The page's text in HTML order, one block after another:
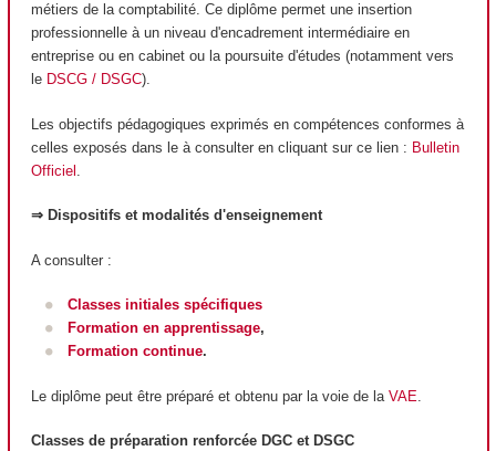
métiers de la comptabilité. Ce diplôme permet une insertion
professionnelle à un niveau d'encadrement intermédiaire en
entreprise ou en cabinet ou la poursuite d'études (notamment vers
le DSCG / DSGC).
Les objectifs pédagogiques exprimés en compétences conformes à
celles exposés dans le à consulter en cliquant sur ce lien : Bulletin
Officiel
⇒ Dispositifs et modalités d'enseignement
A consulter :
Classes initiales spécifiques
Formation en apprentissage,
Formation continue.
Le diplôme peut être préparé et obtenu par la voie de la VAE
Classes de préparation renforcée DGC et DSGC